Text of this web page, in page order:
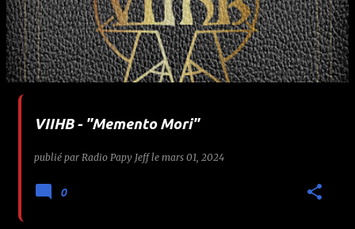
VIIHB - "Memento Mori"
publié par Radio Papy Jeff le mars 01, 2024
0